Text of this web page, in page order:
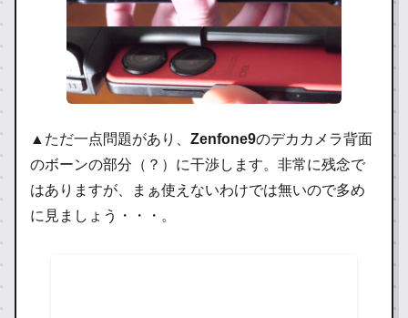
▲ただ一点問題があり、 Zenfone9のデカカメラ背面
のボーンの部分（？）に干渉します。非常に残念で
はありますが、まぁ使えないわけでは無いので多め
に見ましょう・・・。